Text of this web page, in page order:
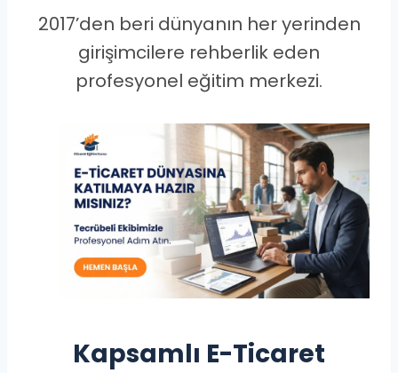
2017’den beri dünyanın her yerinden
girişimcilere rehberlik eden
profesyonel eğitim merkezi.
Kapsamlı E-Ticaret